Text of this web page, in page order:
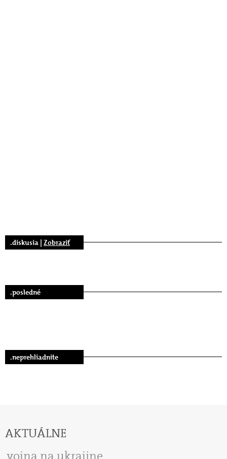
.diskusia | Zobraziť
.posledné
.neprehliadnite
AKTUÁLNE